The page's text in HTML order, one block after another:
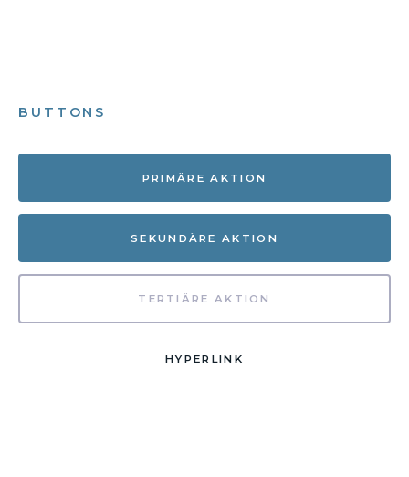
BUTTONS
PRIMÄRE AKTION
SEKUNDÄRE AKTION
TERTIÄRE AKTION
HYPERLINK